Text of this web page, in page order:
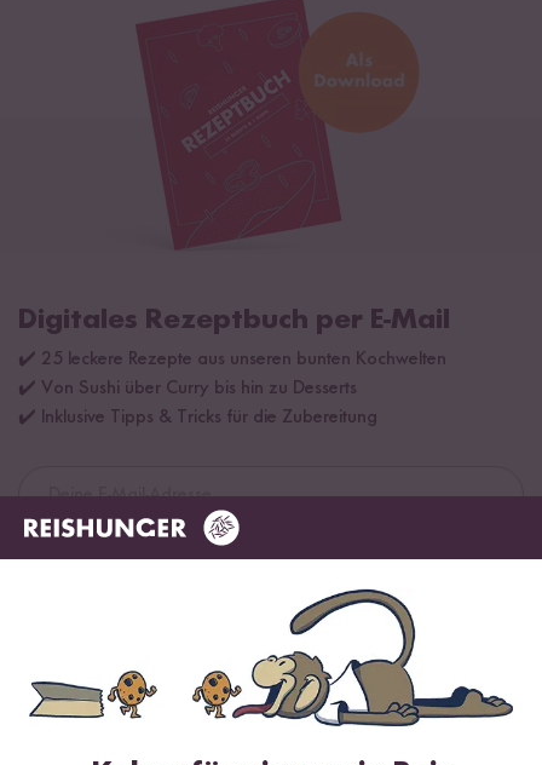
Digitales Rezeptbuch per E-Mail
✔️ 25 leckere Rezepte aus unseren bunten Kochwelten
✔️ Von Sushi über Curry bis hin zu Desserts
✔️ Inklusive Tipps & Tricks für die Zubereitung
*Das Digitale Rezeptbuch wird dir nach vollständiger Anmeldung zum Newsletter
Mehr Rezepte mit Panang Thai Curry